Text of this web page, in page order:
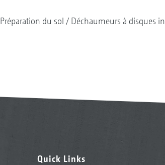
Préparation du sol Déchaumeurs à disques
Quick Links